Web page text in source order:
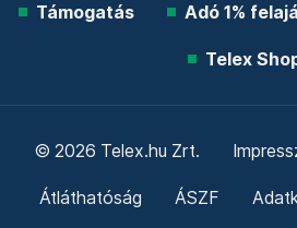
Támogatás Adó 1%
Telex
© 2026 Telex.hu Zrt.
Átláthatóság ÁSZF